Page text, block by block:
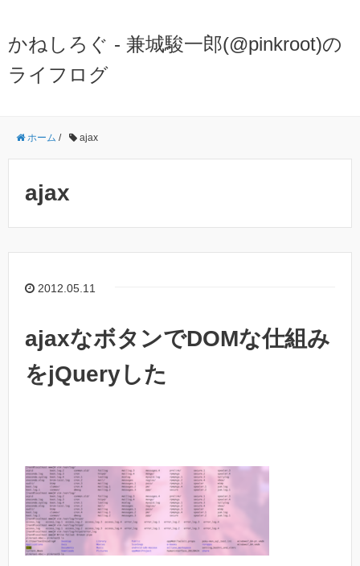
かねしろぐ - 兼城駿一郎(@pinkroot)の
ライフログ
ホーム / ajax
ajax
2012.05.11
ajaxなボタンでDOMな仕組み
をjQueryした